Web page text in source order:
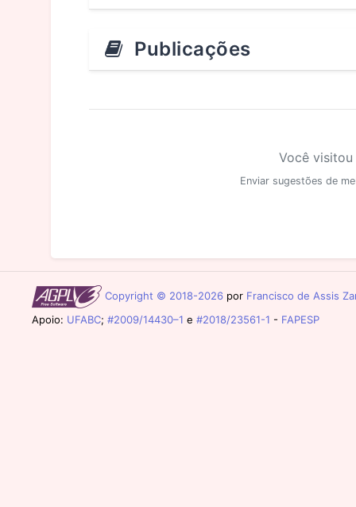
Publicações
Você
Enviar sugestões de
Copyright © 2018-2026 por Francisco de Assis
Apoio: UFABC; #2009/14430–1 e #2018/23561-1 - FAPESP